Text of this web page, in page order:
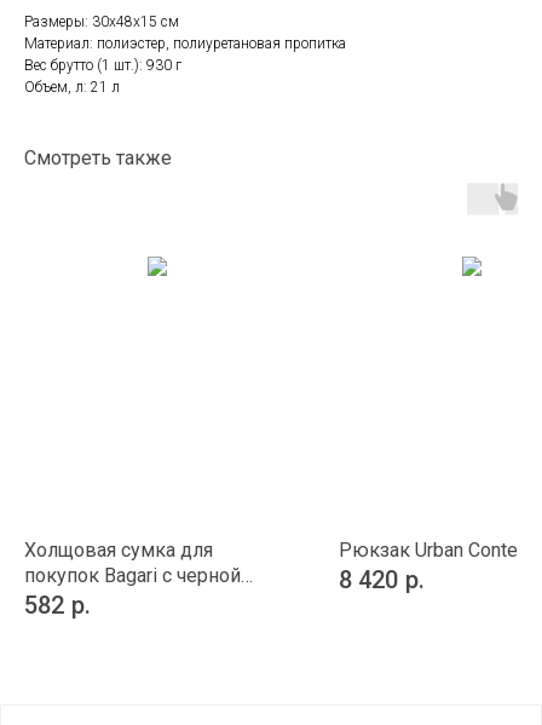
Размеры: 30x48x15 см
Материал: полиэстер, полиуретановая пропитка
Вес брутто (1 шт.): 930 г
Объем, л: 21 л
Смотреть также
Холщовая сумка для
покупок Bagari с черной
отделкой
582 р.
Рюкзак Urban
8 420 р.